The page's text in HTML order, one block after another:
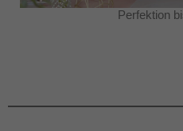
Perfektion